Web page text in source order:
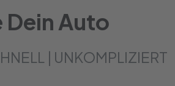
Auto
| UNKOMPLIZIERT